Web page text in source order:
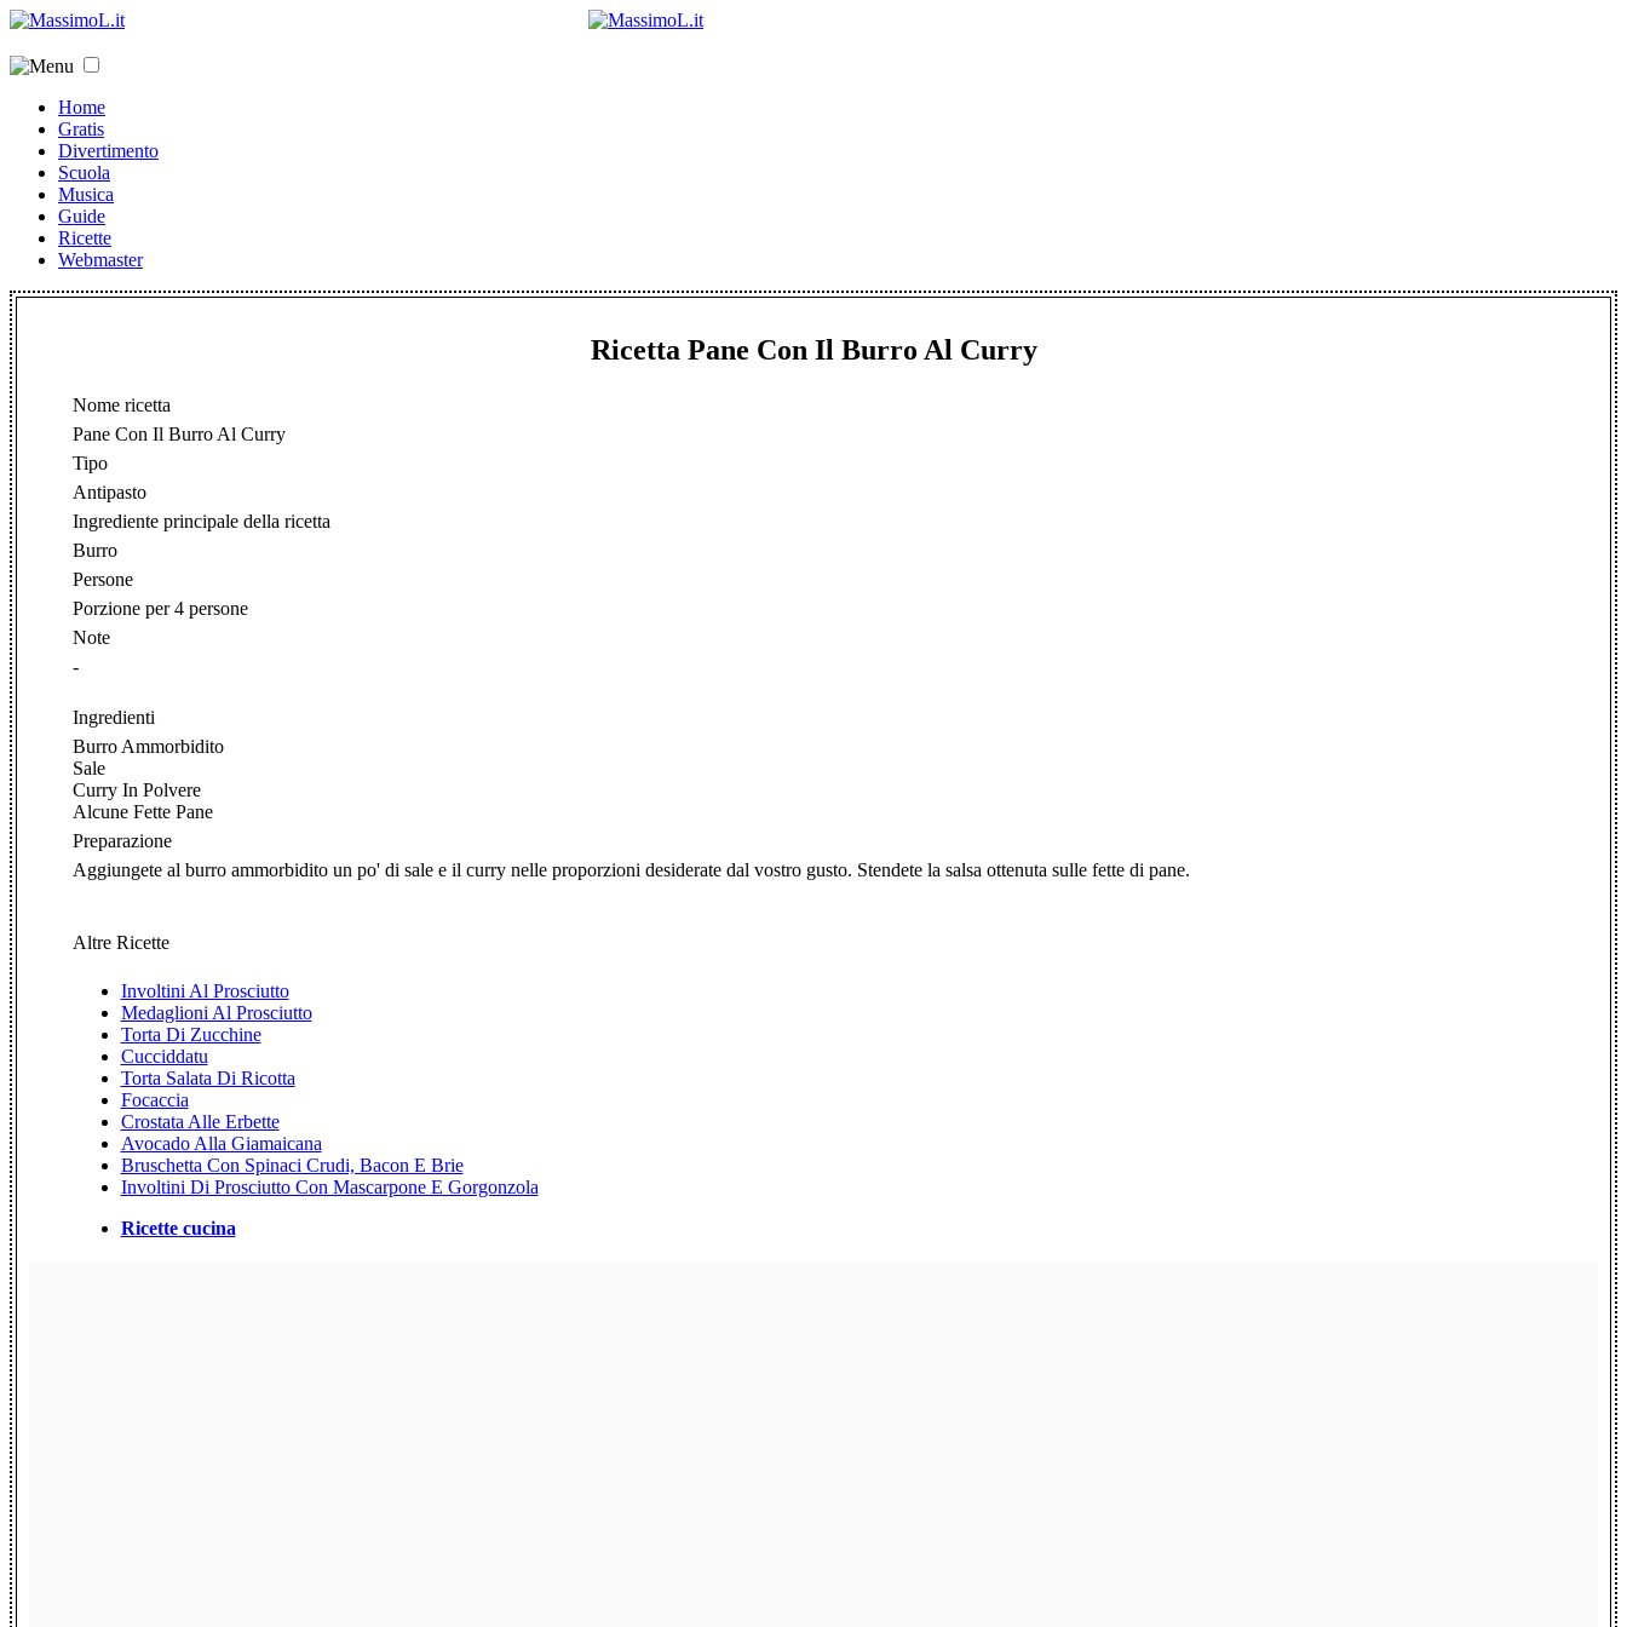
Home
Gratis
Divertimento
Scuola
Musica
Guide
Ricette
Webmaster
Ricetta Pane Con Il Burro Al Curry
Nome ricetta
Pane Con Il Burro Al Curry
Tipo
Antipasto
Ingrediente principale della ricetta
Burro
Persone
Porzione per 4 persone
Note
-
Ingredienti
Burro Ammorbidito
Sale
Curry In Polvere
Alcune Fette Pane
Preparazione
Aggiungete al burro ammorbidito un po' di sale e il curry nelle proporzioni desiderate dal vostro gusto. Stendete la salsa ottenuta sulle fette di pane.
Altre Ricette
Involtini Al Prosciutto
Medaglioni Al Prosciutto
Torta Di Zucchine
Cucciddatu
Torta Salata Di Ricotta
Focaccia
Crostata Alle Erbette
Avocado Alla Giamaicana
Bruschetta Con Spinaci Crudi, Bacon E Brie
Involtini Di Prosciutto Con Mascarpone E Gorgonzola
Ricette cucina